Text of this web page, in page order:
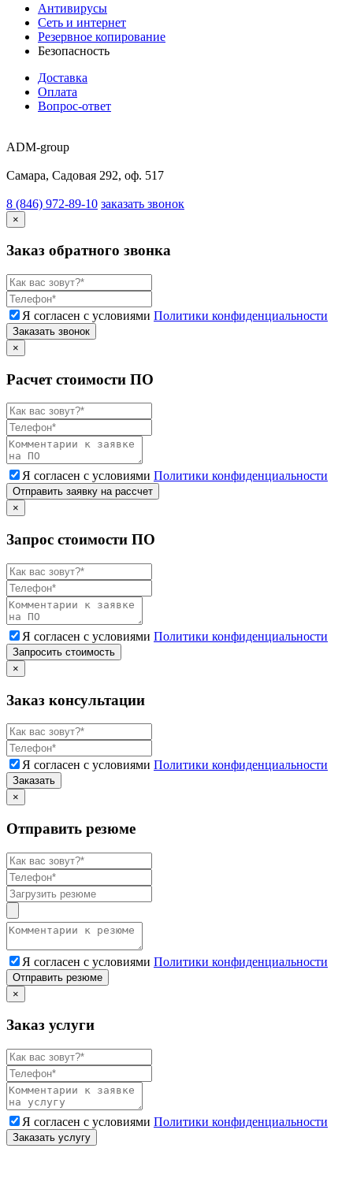
Антивирусы
Сеть и интернет
Резервное копирование
Безопасность
Доставка
Оплата
Вопрос-ответ
ADM-group
Самара, Садовая 292, оф. 517
8 (846) 972-89-10 заказать звонок
×
Заказ обратного звонка
Я согласен с условиями Политики конфиденциальности
Заказать звонок
×
Расчет стоимости ПО
Я согласен с условиями Политики конфиденциальности
Отправить заявку на рассчет
×
Запрос стоимости ПО
Я согласен с условиями Политики конфиденциальности
Запросить стоимость
×
Заказ консультации
Я согласен с условиями Политики конфиденциальности
Заказать
×
Отправить резюме
Я согласен с условиями Политики конфиденциальности
Отправить резюме
×
Заказ услуги
Я согласен с условиями Политики конфиденциальности
Заказать услугу